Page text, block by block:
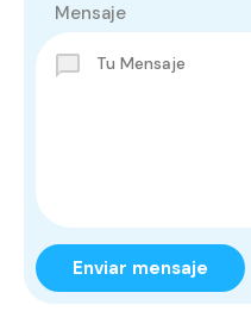
Mensaje
Enviar mensaje